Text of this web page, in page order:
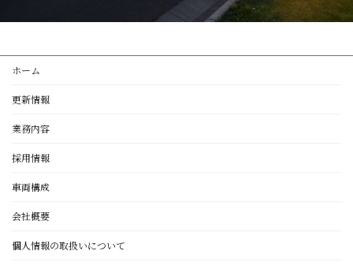
ホーム
更新情報
業務内容
採用情報
車両構成
会社概要
個人情報の取扱いについて